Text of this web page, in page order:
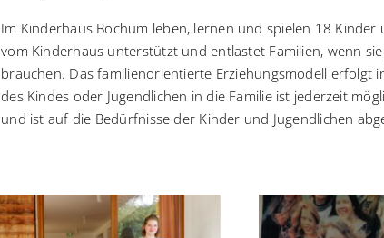
Im Kinderhaus Bochum leben, lernen und spielen 18 Kinder
vom Kinderhaus unterstützt und entlastet Familien, wenn
brauchen. Das familienorientierte Erziehungsmodell erfolgt
des Kindes oder Jugendlichen in die Familie ist jederzeit
und ist auf die Bedürfnisse der Kinder und Jugendlichen